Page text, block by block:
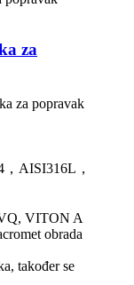
za
za popravak
，AISI316L，
VITON A
obrada
također se